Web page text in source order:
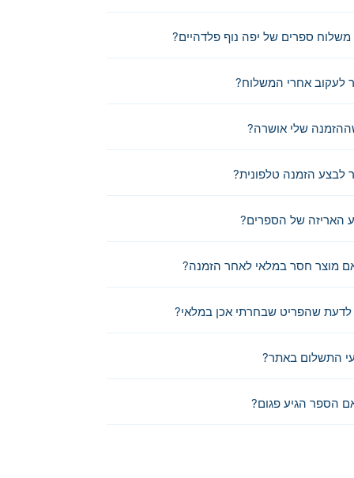
ספרים של יפה נוף פלדהיים?
לעקוב אחרי המשלוח?
שלי אושרה?
הזמנה טלפונית?
האריזה של הספרים?
מוצר חסר במלאי לאחר הזמנה?
שהפריט שבחרתי אכן במלאי?
התשלום באתר?
הספר הגיע פגום?